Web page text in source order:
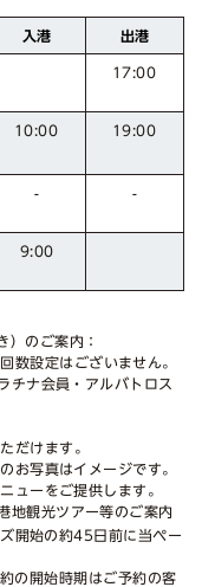
入港 出港
17:00
10:00 19:00
- -
9:00
）のご案内：
数設定はございません。
チナ会員・アルバトロス
だけます。
お写真はイメージです。
ューをご提供します。
地観光ツアー等のご案内
開始の約45日前に当ペー
の開始時期はご予約の客